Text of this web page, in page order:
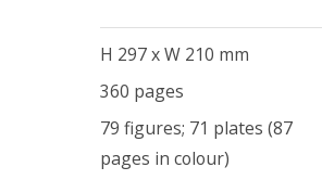
H 297 x W 210 mm
360 pages
79 figures; 71 plates (87
pages in colour)